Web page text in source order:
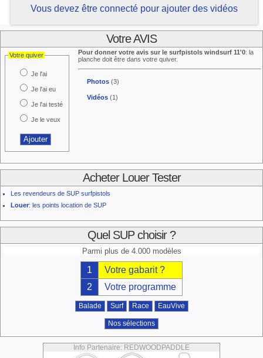
Vous devez être connecté pour ajouter des vidéos
Votre AVIS
Votre quiver
Je l'ai
Je l'ai eu
Je l'ai testé
Je le veux
Pour donner votre avis sur le surfpistols windsurf 11'0: la
planche doit être dans votre quiver.
Photos (3)
Vidéos (1)
Acheter Louer Tester
Les revendeurs de SUP surfpistols
Louer: les points location de SUP
Quel SUP choisir ?
Parmi plus de 4.000 modèles
1
Votre gabarit ?
2
Votre programme
Balade Surf Race EauVive
Nos sélections
Info Partenaire: REDWOODPADDLE